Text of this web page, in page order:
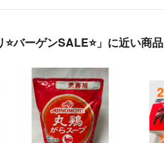
バーゲンSALE⭐」に近い商品